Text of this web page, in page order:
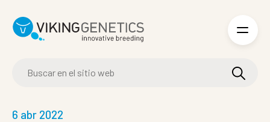
6 abr 2022